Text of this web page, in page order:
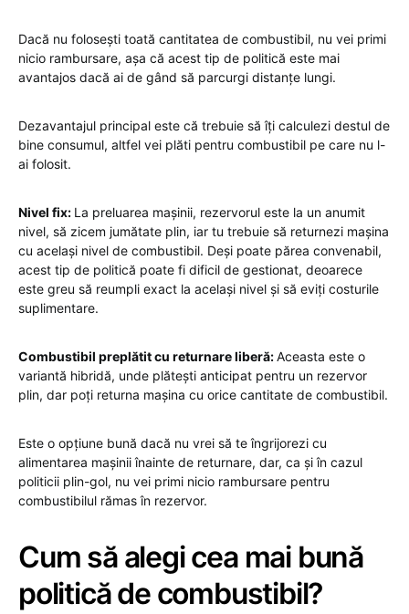
Dacă nu folosești toată cantitatea de combustibil, nu vei primi
nicio rambursare, așa că acest tip de politică este mai
avantajos dacă ai de gând să parcurgi distanțe lungi.
Dezavantajul principal este că trebuie să îți calculezi destul de
bine consumul, altfel vei plăti pentru combustibil pe care nu l-
ai folosit.
Nivel fix: La preluarea mașinii, rezervorul este la un anumit
nivel, să zicem jumătate plin, iar tu trebuie să returnezi mașina
cu același nivel de combustibil. Deși poate părea convenabil,
acest tip de politică poate fi dificil de gestionat, deoarece
este greu să reumpli exact la același nivel și să eviți costurile
suplimentare.
Combustibil preplătit cu returnare liberă:Aceasta este o
variantă hibridă, unde plătești anticipat pentru un rezervor
plin, dar poți returna mașina cu orice cantitate de combustibil.
Este o opțiune bună dacă nu vrei să te îngrijorezi cu
alimentarea mașinii înainte de returnare, dar, ca și în cazul
politicii plin-gol, nu vei primi nicio rambursare pentru
combustibilul rămas în rezervor.
Cum să alegi cea mai bună
politică de combustibil?